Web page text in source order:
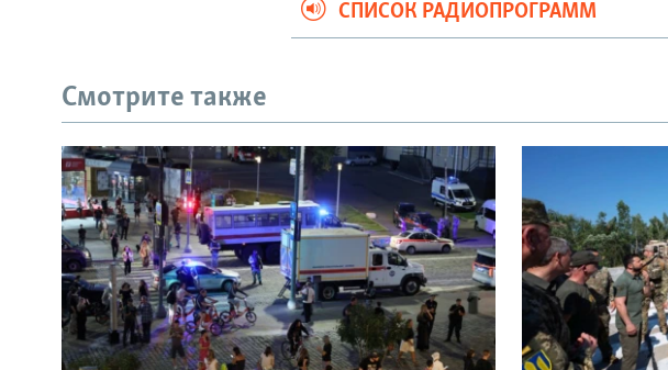
СПИСОК РАДИОПРОГРАММ
Смотрите также